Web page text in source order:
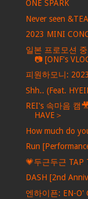
ONE SPARK
Never seen
2023 MINI
일본 프로모션
📷 [ONF's
피원하모니:
Shh.. (Feat.
REI's 속마음 캠
HAVE＞
How much do
Run
💗두근두근 TAP
DASH [2nd
엔하이픈: EN-O'